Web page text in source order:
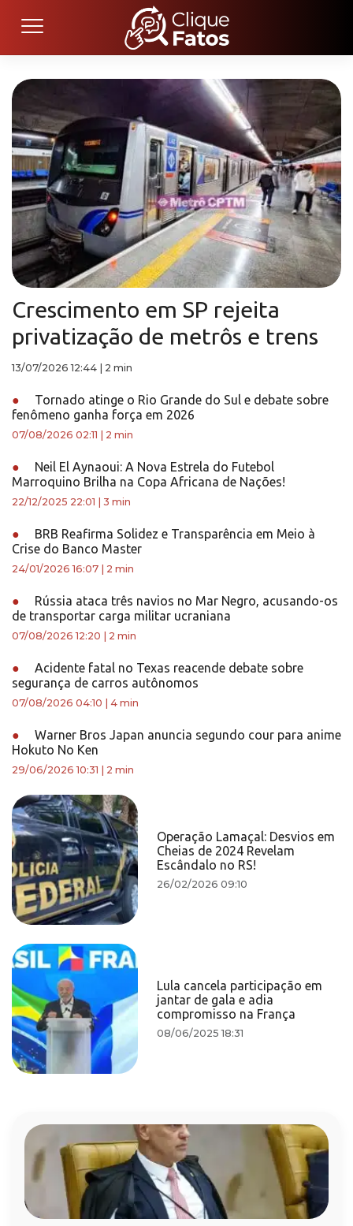
Crescimento em SP rejeita
privatização de metrôs e trens
13/07/2026 12:44 2 min
●
Tornado atinge o Rio Grande do Sul e debate sobre
fenômeno ganha força em 2026
07/08/2026 02:11 2 min
●
Neil El Aynaoui: A Nova Estrela do Futebol
Marroquino Brilha na Copa Africana de Nações!
22/12/2025 22:01 3 min
●
BRB Reafirma Solidez e Transparência em Meio à
Crise do Banco Master
24/01/2026 16:07 2 min
●
Rússia ataca três navios no Mar Negro, acusando-os
de transportar carga militar ucraniana
07/08/2026 12:20 2 min
●
Acidente fatal no Texas reacende debate sobre
segurança de carros autônomos
07/08/2026 04:10 4 min
●
Warner Bros Japan anuncia segundo cour para anime
Hokuto No Ken
29/06/2026 10:31 2 min
Operação Lamaçal: Desvios em
Cheias de 2024 Revelam
Escândalo no RS!
26/02/2026 09:10
Lula cancela participação em
jantar de gala e adia
compromisso na França
08/06/2025 18:31